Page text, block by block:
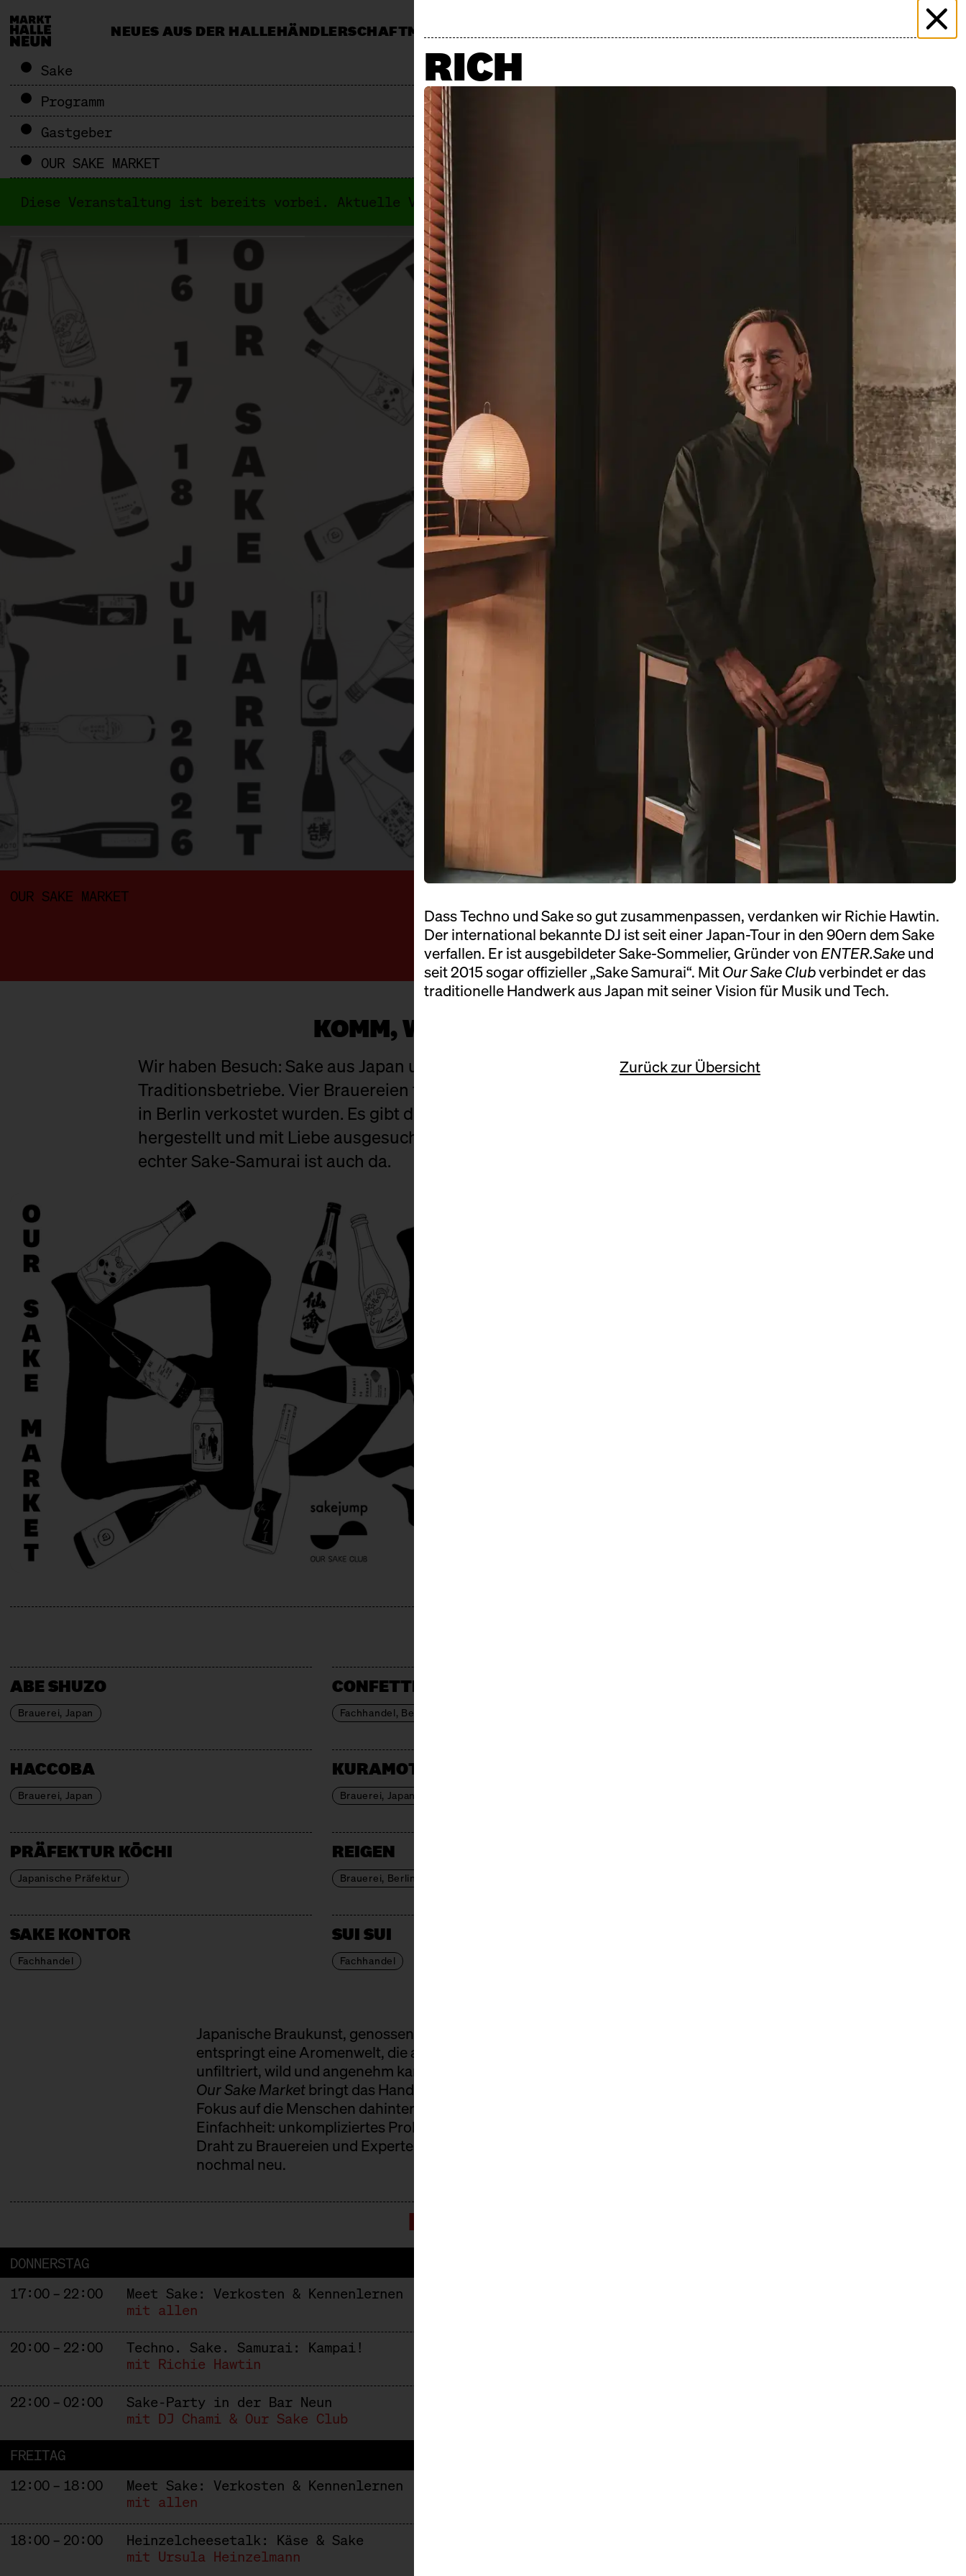
NEUES AUS DER HALLEHÄNDLERSCHAFTMÄRKTE
JOBS & AUSSCHREIBUNGEN
RICH
Dass Techno und Sake so gut zusammenpassen, verdanken wir Richie Hawtin.
Der international bekannte DJ ist seit einer Japan-Tour in den 90ern dem Sake
verfallen. Er ist ausgebildeter Sake-Sommelier, Gründer von ENTER.Sakeund
seit 2015 sogar offizieller „Sake Samurai“. MitOur Sake Clubverbindet er das
traditionelle Handwerk aus Japan mit seiner Vision für Musik und Tech.
Zurück zur Übersicht
Sake
Programm
Gastgeber
OUR SAKE MARKET
Diese Veranstaltung ist bereits vorbei. Aktuelle Veranstaltungen findest du in unserem
OUR SAKE MARKET
FREITAG, 17.07.26, 12:00 – 18:00
SAMSTAG, 18.07.26, 10:00 – 18:00
KOMM, WIR TRINKEN SAKE!
Wir haben Besuch: Sake aus Japan und Berlin – junge, wilde Brauereien und etablierte
Traditionsbetriebe. Vier Brauereien fliegen extra aus Japan ein, mit Flaschen, die noch nie
in Berlin verkostet wurden. Es gibt dutzende Sorten zu probieren – handwerklich
hergestellt und mit Liebe ausgesucht. Über 1.000 Jahre Geschichte im Glas, und ein
echter Sake-Samurai ist auch da.
ABE SHUZO
Brauerei, Japan
CONFETTI PEOPLE
Fachhandel, Berlin
HACCOBA
Brauerei, Japan
KURAMOTO
Brauerei, Japan
PRÄFEKTUR KŌCHI
Japanische Präfektur
REIGEN
Brauerei, Berlin
SAKE KONTOR
Fachhandel
SUI SUI
Fachhandel
Japanische Braukunst, genossen wie Wein. Drei Zutaten: Reis, Wasser, Hefe. Daraus
entspringt eine Aromenwelt, die aus der Reihe tanzt. Von glasklar, floral und elegant bis
unfiltriert, wild und angenehm kantig.
Our Sake Market bringt das Handwerk in die Halle. Qualität abseits von Masse mit
Fokus auf die Menschen dahinter. Keine Steifheit, kein Fachvokabular. Stattdessen
Einfachheit: unkompliziertes Probieren, Austausch auf Augenhöhe und der direkte
Draht zu Brauereien und Experten. Schnappt euch ein Glas und entdeckt Sake
nochmal neu.
PROGRAMM
DONNERSTAG
17:00 – 22:00
Meet Sake: Verkosten & Kennenlernen
mit allen
20:00 – 22:00
Techno. Sake. Samurai: Kampai!
mit Richie Hawtin
22:00 – 02:00
Sake-Party in der Bar Neun
mit DJ Chami & Our Sake Club
FREITAG
12:00 – 18:00
Meet Sake: Verkosten & Kennenlernen
mit allen
18:00 – 20:00
Heinzelcheesetalk: Käse & Sake
mit Ursula Heinzelmann